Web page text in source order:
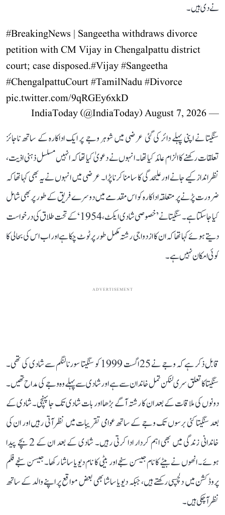
نے دی ہیں۔
#BreakingNews | Sangeetha withdraws divorce
petition with CM Vijay in Chengalpattu district
court; case disposed.#Vijay#Sangeetha
#ChengalpattuCourt#TamilNadu#Divorce
pic.twitter.com/9qRGEy6xkD
— IndiaToday (@IndiaToday)
August 7, 2026
سنگیتا نے اپنی پہلے دائر کی گئی عرضی میں شوہر وجے پر ایک اداکارہ کے ساتھ ناجائز
تعلقات رکھنے کا الزام عائد کیا تھا۔ انہوں نے دعویٰ کیا تھا کہ انہیں مسلسل ذہنی اذیت،
نظر انداز کیے جانے اور علیحدگی کا سامنا کرنا پڑا۔ عرضی میں انہوں نے یہ بھی کہا تھا کہ
ضرورت پڑنے پر متعلقہ اداکارہ کو اس مقدمے میں دوسرے فریق کے طور پر بھی شامل
کیا جا سکتا ہے۔ سنگیتا نے ’خصوصی شادی ایکٹ، 1954‘ کے تحت طلاق کی درخواست
دیتے ہوئے کہا تھا کہ ان کا ازدواجی رشتہ مکمل طور پر ٹوٹ چکا ہے اور اب اس کی بحالی کا
کوئی امکان نہیں ہے۔
ADVERTISEMENT
قابل ذکر ہے کہ وجے نے 25 اگست 1999 کو سنگیتا سورنالنگم سے شادی کی تھی۔
سنگیتا کا تعلق سری لنکن تمل خاندان سے ہے اور شادی سے پہلے وہ وجے کی مداح تھیں۔
دونوں کی ملاقات کے بعد ان کا رشتہ آگے بڑھا اور بات شادی تک جا پہنچی۔ شادی کے
بعد سنگیتا کئی برسوں تک وجے کے ساتھ عوامی تقریبات میں نظر آتی رہیں اور ان کی
خاندانی زندگی میں بھی اہم کردار ادا کرتی رہیں۔ شادی کے بعد ان کے 2 بچے پیدا
ہوئے۔ انھوں نے بیٹے کا نام جیسن سنجے اور بیٹی کا نام دیویا ساشا رکھا۔ جیسن سنجے فلم
پروڈکشن میں دلچسپی رکھتے ہیں، جبکہ دیویا ساشا بھی بعض مواقع پر اپنے والد کے ساتھ
نظر آ چکی ہیں۔